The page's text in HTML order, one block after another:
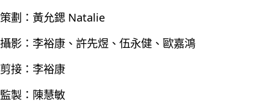
策劃：黃允鍶 Natalie
攝影：李裕康、許先煜、伍永健、歐嘉鴻
剪接：李裕康
監製：陳慧敏